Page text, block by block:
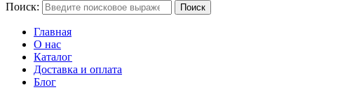
Поиск:
Поиск
Главная
О нас
Каталог
Доставка и оплата
Блог